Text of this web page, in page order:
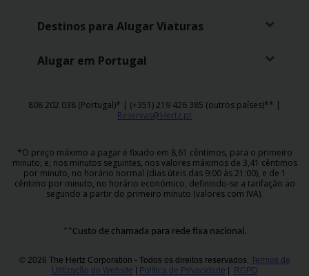
Gold+
Destinos para Alugar Viaturas
Alugar em Portugal
808 202 038 (Portugal)* | (+351) 219 426 385 (outros países)** |
Reservas@Hertz.pt
*O preço máximo a pagar é fixado em 8,61 cêntimos, para o primeiro
minuto, e, nos minutos seguintes, nos valores máximos de 3,41 cêntimos
por minuto, no horário normal (dias úteis das 9:00 às 21:00), e de 1
cêntimo por minuto, no horário económico, definindo-se a tarifação ao
segundo a partir do primeiro minuto (valores com IVA).
**Custo de chamada para rede fixa nacional.
© 2026 The Hertz Corporation - Todos os direitos reservados. Termos de
Utilização do Website
Política de Privacidade RGPD